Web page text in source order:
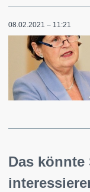
08.02.2021 – 11:21
Das könnte